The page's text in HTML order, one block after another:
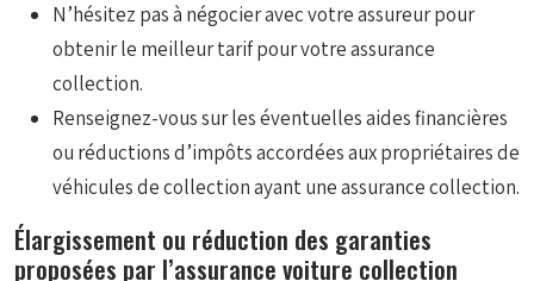
N’hésitez pas à négocier avec votre assureur pour
obtenir le meilleur tarif pour votre assurance
collection.
Renseignez-vous sur les éventuelles aides financières
ou réductions d’impôts accordées aux propriétaires de
véhicules de collection ayant une assurance collection.
Élargissement ou réduction des garanties
proposées par l’assurance voiture collection